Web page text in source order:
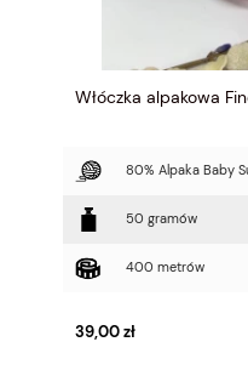
Włóczka alpakowa
80% Alpaka Baby
50 gramów
400 metrów
39,00 zł